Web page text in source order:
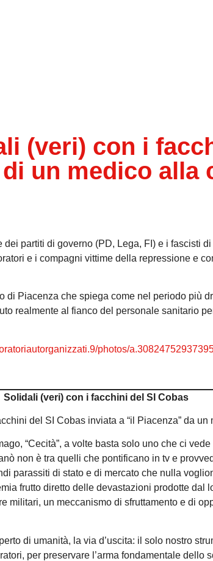
(veri) con i
un medico alla
partiti di governo (PD, Lega, FI) e i fascisti
e i compagni vittime della repressione e
di Piacenza che spiega come nel periodo più
realmente al fianco del personale sanitario
photos/
Solidali (veri) con i facchini del SI Cobas
del SI Cobas inviata a “il Piacenza” da un
“Cecità”, a volte basta solo uno che ci
non è tra quelli che pontificano in tv e
parassiti di stato e di mercato che nulla
frutto diretto delle devastazioni prodotte dal
militari, un meccanismo di sfruttamento e di
di umanità, la via d’uscita: il solo nostro
per preservare l’arma fondamentale dello